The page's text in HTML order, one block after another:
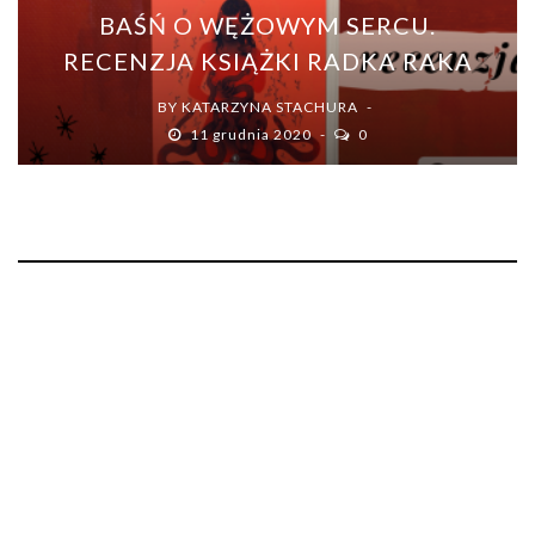
BAŚŃ O WĘŻOWYM SERCU.
RECENZJA KSIĄŻKI RADKA RAKA
BY KATARZYNA STACHURA
11 grudnia 2020
0